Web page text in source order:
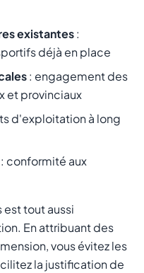
existantes:
déjà en place
: engagement des
et provinciaux
d'exploitation à long
: conformité aux
tout aussi
En attribuant des
vous évitez les
la justification de